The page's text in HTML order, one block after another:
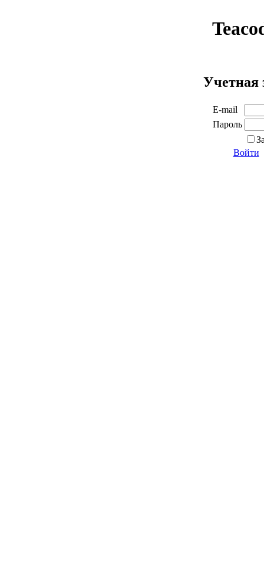
Учетная
E-mail
Пароль
Войти